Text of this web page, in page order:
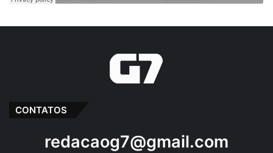
CONTATOS
redacaog7@gmail.com